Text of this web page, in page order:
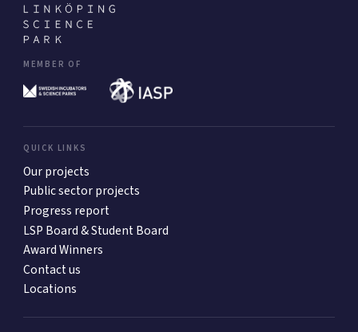
MEMBER OF
QUICK LINKS
Our projects
Public sector projects
Progress report
LSP Board & Student Board
Award Winners
Contact us
Locations